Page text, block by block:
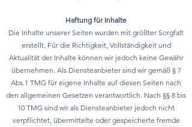
Haftung für Inhalte
Die Inhalte unserer Seiten wurden mit größter Sorgfalt
erstellt. Für die Richtigkeit, Vollständigkeit und
Aktualität der Inhalte können wir jedoch keine Gewähr
übernehmen. Als Diensteanbieter sind wir gemäß § 7
Abs.1 TMG für eigene Inhalte auf diesen Seiten nach
den allgemeinen Gesetzen verantwortlich. Nach §§ 8 bis
10 TMG sind wir als Diensteanbieter jedoch nicht
verpflichtet, übermittelte oder gespeicherte fremde